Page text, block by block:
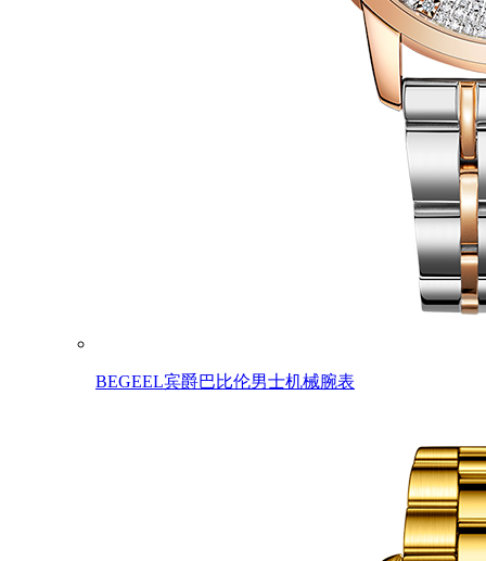
BEGEEL宾爵巴比伦男士机械腕表